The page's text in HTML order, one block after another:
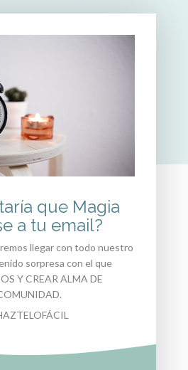
HOLA
por Generalitat
que Magia
a tu email?
llegar con todo nuestro
sorpresa con el que
Y CREAR ALMA DE